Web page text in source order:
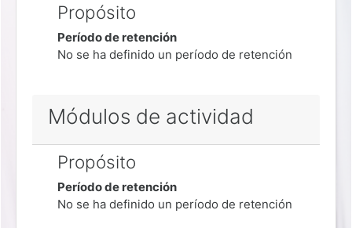
Propósito
Período de retención
No se ha definido un período de retención
Módulos de actividad
Propósito
Período de retención
No se ha definido un período de retención